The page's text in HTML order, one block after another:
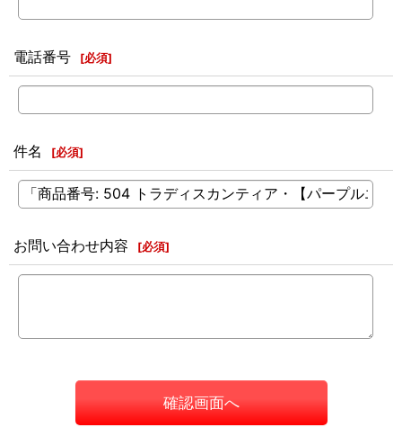
電話番号 [必須]
件名 [必須]
お問い合わせ内容 [必須]
確認画面へ